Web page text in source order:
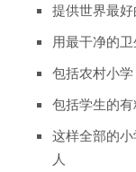
提供世界最
用最干净的
包括农村小学
包括学生的
这样全部的
人